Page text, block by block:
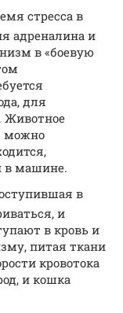
стресса в
адреналина и
в «боевую
для
Животное
можно
в машине.
в
и
в кровь и
питая ткани
кровотока
и кошка